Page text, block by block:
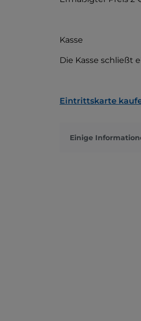
Kasse
Die Kasse schließt
Eintrittskarte
Einige